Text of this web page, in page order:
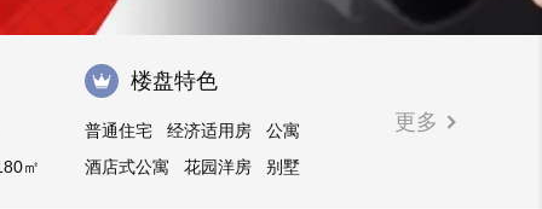
㎡
楼盘特色
普通住宅 经济适用房
公寓
酒店式公寓
花园洋房
别墅
更多